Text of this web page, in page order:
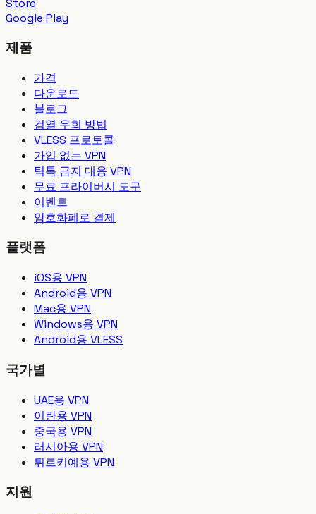
Store
Google Play
제품
가격
다운로드
블로그
검열 우회 방법
VLESS 프로토콜
가입 없는 VPN
틱톡 금지 대응 VPN
무료 프라이버시 도구
이벤트
암호화폐로 결제
플랫폼
iOS용 VPN
Android용 VPN
Mac용 VPN
Windows용 VPN
Android용 VLESS
국가별
UAE용 VPN
이란용 VPN
중국용 VPN
러시아용 VPN
튀르키예용 VPN
지원